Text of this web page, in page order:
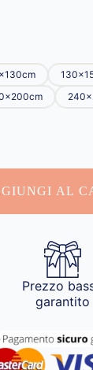
AL
Prezzo
garantito